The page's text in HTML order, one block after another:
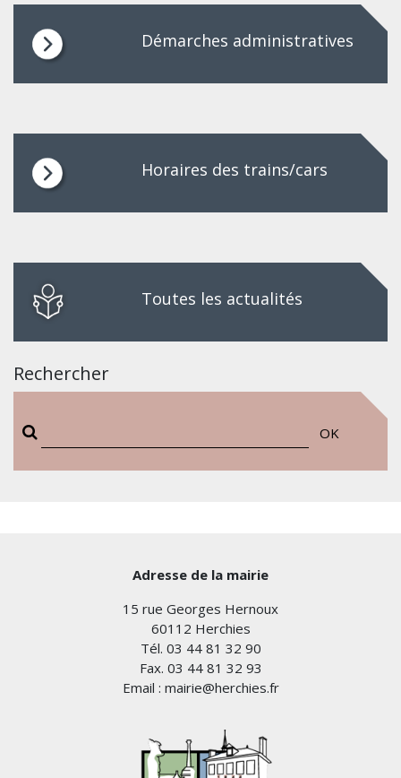
Démarches administratives
Horaires des trains/cars
Toutes les actualités
Rechercher
OK
Adresse de la mairie
15 rue Georges Hernoux
60112 Herchies
Tél. 03 44 81 32 90
Fax. 03 44 81 32 93
Email : mairie@herchies.fr